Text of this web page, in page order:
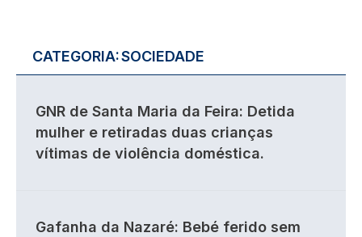
CATEGORIA:SOCIEDADE
GNR de Santa Maria da Feira: Detida
mulher e retiradas duas crianças
vítimas de violência doméstica.
Gafanha da Nazaré: Bebé ferido sem